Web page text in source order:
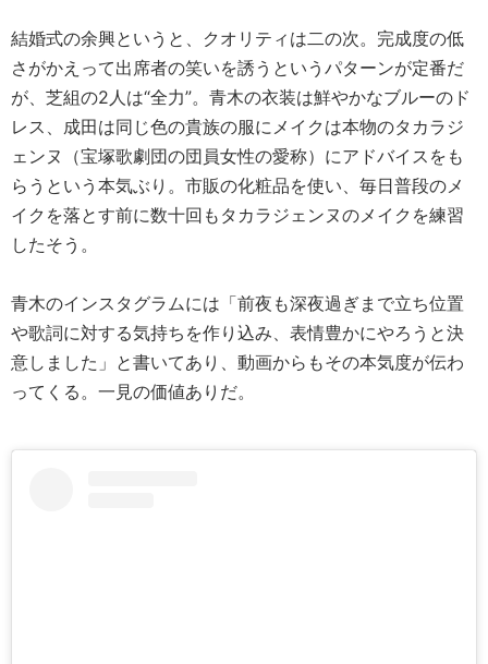
結婚式の余興というと、クオリティは二の次。完成度の低
さがかえって出席者の笑いを誘うというパターンが定番だ
が、芝組の2人は“全力”。青木の衣装は鮮やかなブルーのド
レス、成田は同じ色の貴族の服にメイクは本物のタカラジ
ェンヌ（宝塚歌劇団の団員女性の愛称）にアドバイスをも
らうという本気ぶり。市販の化粧品を使い、毎日普段のメ
イクを落とす前に数十回もタカラジェンヌのメイクを練習
したそう。
青木のインスタグラムには「前夜も深夜過ぎまで立ち位置
や歌詞に対する気持ちを作り込み、表情豊かにやろうと決
意しました」と書いてあり、動画からもその本気度が伝わ
ってくる。一見の価値ありだ。